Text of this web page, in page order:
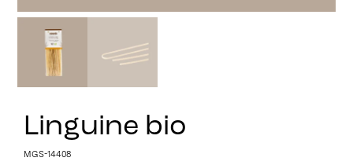
Linguine bio
MGS-14408